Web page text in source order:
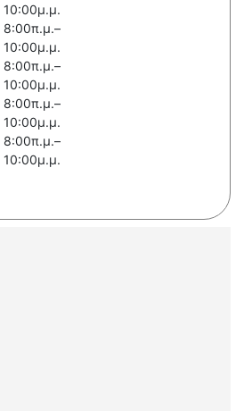
10:00μ.μ.
8:00π.μ.–
10:00μ.μ.
8:00π.μ.–
10:00μ.μ.
8:00π.μ.–
10:00μ.μ.
8:00π.μ.–
10:00μ.μ.